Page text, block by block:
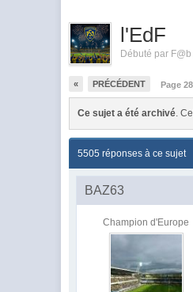
l'EdF
Débuté par F@b
« PRÉCÉDENT Page
Ce sujet a été archivé.
5505 réponses à ce sujet
BAZ63
Champion d'Europe